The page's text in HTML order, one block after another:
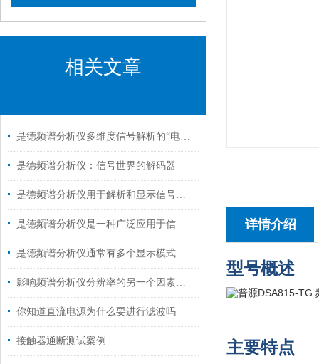
相关文章
是德频谱分析仪多维度信号解析的“电子显微镜”
是德频谱分析仪：信号世界的解码器
是德频谱分析仪用于解析和显示信号的频谱特性
是德频谱分析仪是一种广泛应用于信号处理和通信领域的仪器
是德频谱分析仪通常有多个显示模式，包括对数型和线性型
影响频谱分析仪分辨率的另一个因素是本地振荡器的频率稳定度
你知道直流电源为什么要进行滤波吗
接触器通断测试案例
详情介绍
型号概述
主要特点